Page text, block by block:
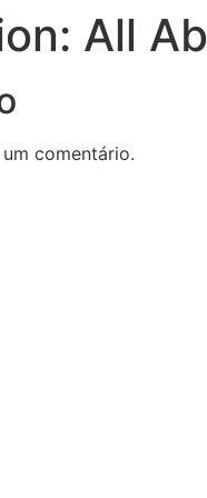
All
comentário.